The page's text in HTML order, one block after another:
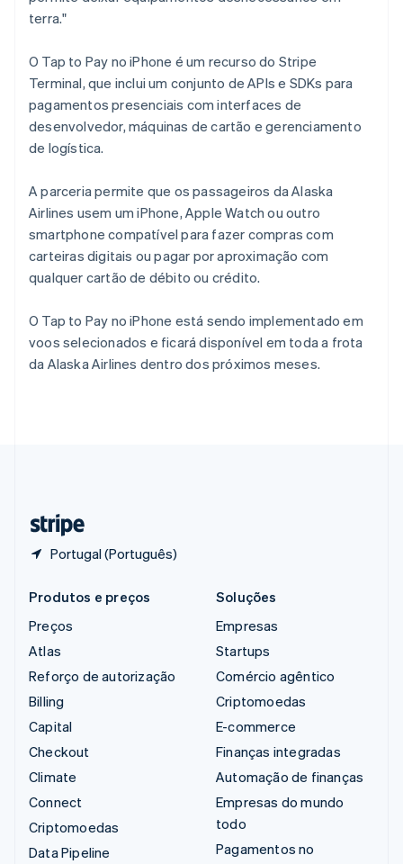
terra."
O Tap to Pay no iPhone é um recurso do Stripe
Terminal, que inclui um conjunto de APIs e SDKs para
pagamentos presenciais com interfaces de
desenvolvedor, máquinas de cartão e gerenciamento
de logística.
A parceria permite que os passageiros da Alaska
Airlines usem um iPhone, Apple Watch ou outro
smartphone compatível para fazer compras com
carteiras digitais ou pagar por aproximação com
qualquer cartão de débito ou crédito.
O Tap to Pay no iPhone está sendo implementado em
voos selecionados e ficará disponível em toda a frota
da Alaska Airlines dentro dos próximos meses.
Portugal (Português)
México
Noruega
English
Nova Zelândia
English
Países Baixos
Nederlands
English
Portugal
Português English
RAE de Hong Kong, China
English简体中文
Reino Unido
República Tcheca
English
Romênia
English
Produtos e preços
Preços
Atlas
Reforço de autorização
Billing
Capital
Checkout
Climate
Connect
Criptomoedas
Data Pipeline
Soluções
Empresas
Startups
Comércio agêntico
Criptomoedas
E-commerce
Finanças integradas
Automação de finanças
Empresas do mundo
todo
Pagamentos no